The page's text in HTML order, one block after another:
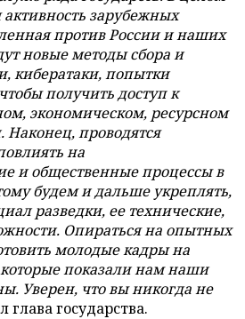
зарубежных
против России и наших
новые методы сбора и
кибератаки, попытки
получить доступ к
экономическом, ресурсном
Наконец, проводятся
на
и общественные процессы в
будем и дальше укреплять,
разведки, ее технические,
Опираться на опытных
молодые кадры на
показали нам наши
Уверен, что вы никогда не
глава государства.